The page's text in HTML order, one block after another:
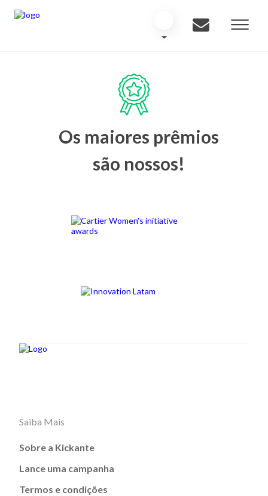
Os maiores prêmios
são nossos!
Saiba Mais
Sobre a Kickante
Lance uma campanha
Termos e condições